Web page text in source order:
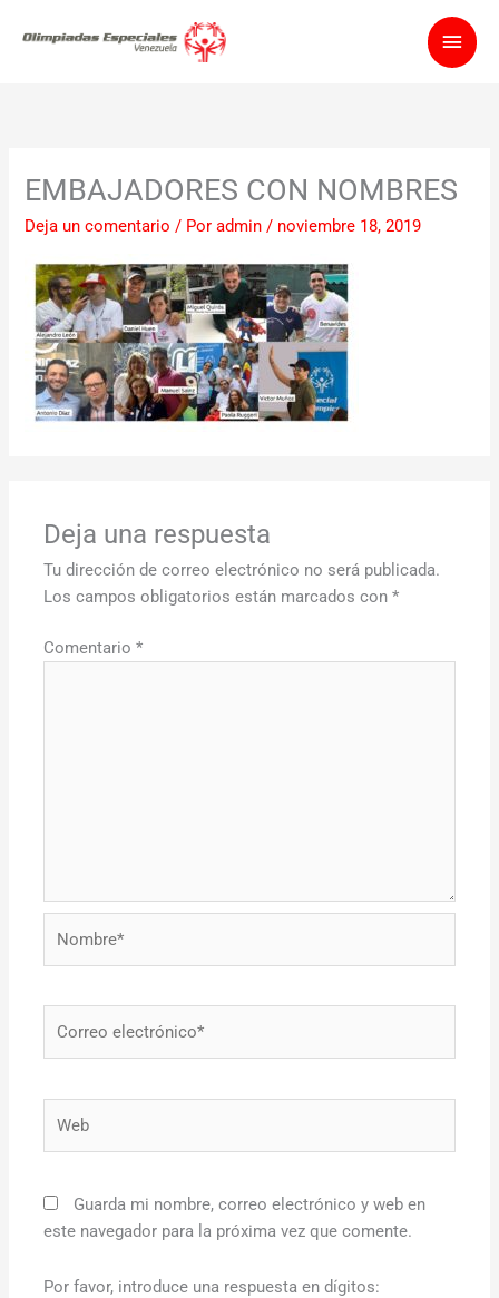
EMBAJADORES CON NOMBRES
Deja un comentario / Poradmin/ noviembre 18, 2019
Deja una respuesta
Tu dirección de correo electrónico no será publicada.
Los campos obligatorios están marcados con*
Comentario*
Guarda mi nombre, correo electrónico y web en
este navegador para la próxima vez que comente.
Por favor, introduce una respuesta en dígitos: